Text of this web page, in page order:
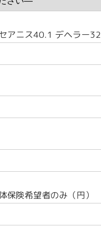
アニス40.1 デヘラー
保険希望者のみ（円）